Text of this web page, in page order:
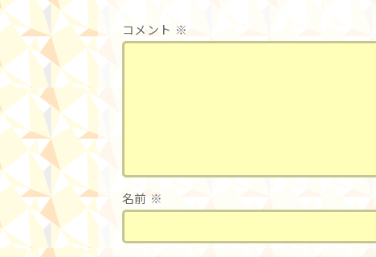
コメント ※
名前 ※